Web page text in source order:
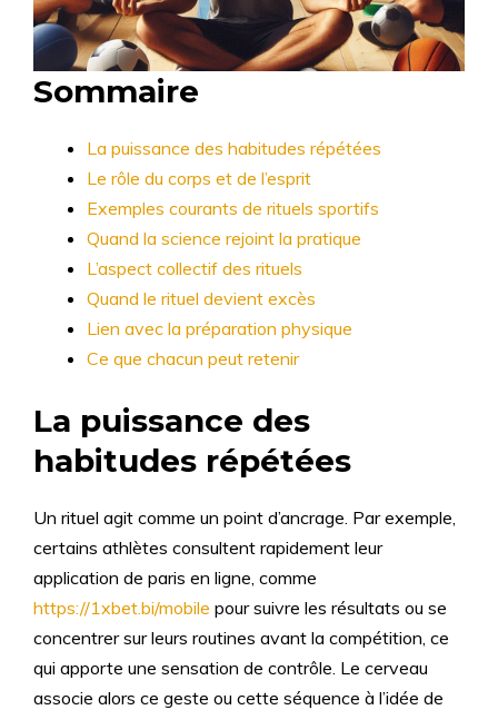
Sommaire
La puissance des habitudes répétées
Le rôle du corps et de l’esprit
Exemples courants de rituels sportifs
Quand la science rejoint la pratique
L’aspect collectif des rituels
Quand le rituel devient excès
Lien avec la préparation physique
Ce que chacun peut retenir
La puissance des
habitudes répétées
Un rituel agit comme un point d’ancrage. Par exemple,
certains athlètes consultent rapidement leur
application de paris en ligne, comme
https://1xbet.bi/mobile pour suivre les résultats ou se
concentrer sur leurs routines avant la compétition, ce
qui apporte une sensation de contrôle. Le cerveau
associe alors ce geste ou cette séquence à l’idée de